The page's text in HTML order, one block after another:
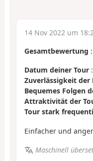
14 Nov 2022 um
Gesamtbewertung :
Datum deiner Tour
Zuverlässigkeit der
Bequemes Folgen
Attraktivität der
Tour stark
Einfacher und
Maschinell